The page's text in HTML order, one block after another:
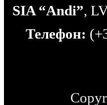
SIA “Andi”,
Телефон: